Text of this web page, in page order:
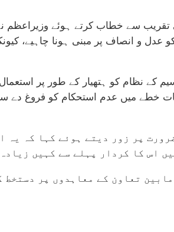
تقریب سے خطاب کرتے ہوئے وزیراعظم
عدل و انصاف پر مبنی ہونا چاہیے،
نظام کو ہتھیار کے طور پر استعمال
ایسے اقدامات خطے میں عدم استحکام کو
پر زور دیتے ہوئے کہا کہ یہ
اس کا کردار پہلے سے کہیں
تعاون کے معاہدوں پر دستخط